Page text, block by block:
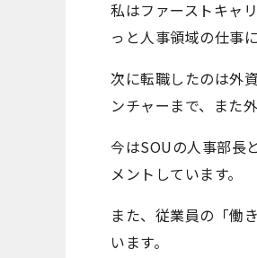
私はファーストキャ
っと人事領域の仕事
次に転職したのは外
ンチャーまで、また
今はSOUの人事部長
メントしています。
また、従業員の「働
います。